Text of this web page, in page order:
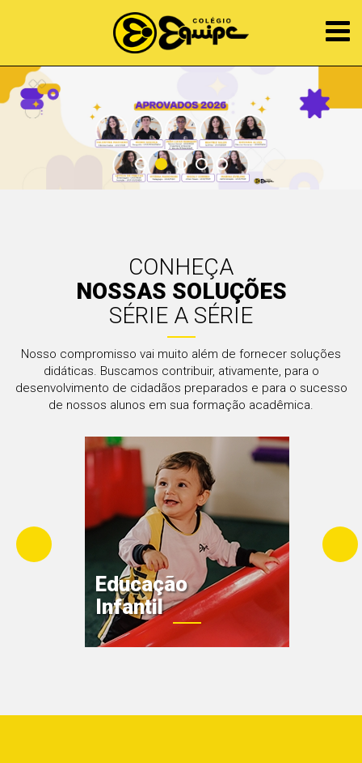
CONHEÇA
NOSSAS SOLUÇÕES
SÉRIE A SÉRIE
Nosso compromisso vai muito além de fornecer soluções
didáticas. Buscamos contribuir, ativamente, para o
desenvolvimento de cidadãos preparados e para o sucesso
de nossos alunos em sua formação acadêmica.
Educação
Infantil